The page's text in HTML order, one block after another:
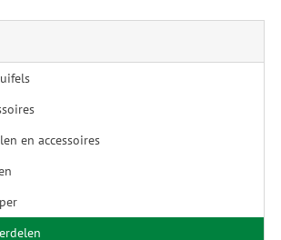
en accessoires